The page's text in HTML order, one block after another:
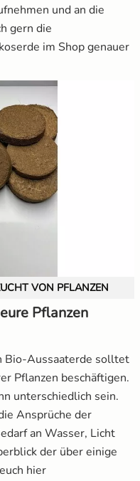
und an die
gern die
neuem Fenster
im Shop genauer
VON PFLANZEN
Pflanzen
Bio-Aussaaterde solltet
Pflanzen beschäftigen.
unterschiedlich sein.
Ansprüche der
an Wasser, Licht
der über einige
hier